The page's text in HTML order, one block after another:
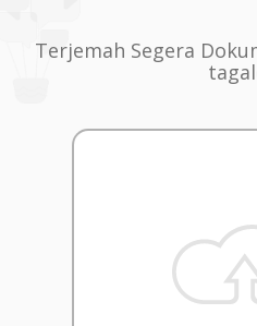
Terjemah Segera